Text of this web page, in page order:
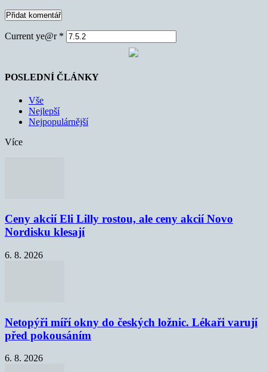
Current ye@r *
POSLEDNÍ ČLÁNKY
Vše
Nejlepší
Nejpopulárnější
Více
Ceny akcií Eli Lilly rostou, ale ceny akcií Novo
Nordisku klesají
6. 8. 2026
Netopýři míří okny do českých ložnic. Lékaři varují
před pokousáním
6. 8. 2026